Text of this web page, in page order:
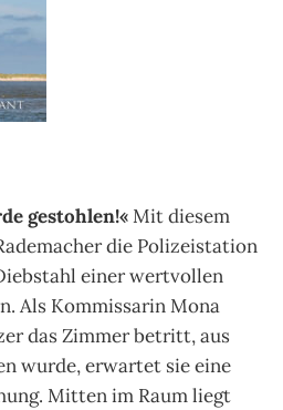
gestohlen!«Mit diesem
die Polizeistation
einer wertvollen
Als Kommissarin Mona
das Zimmer betritt, aus
wurde, erwartet sie eine
Mitten im Raum liegt